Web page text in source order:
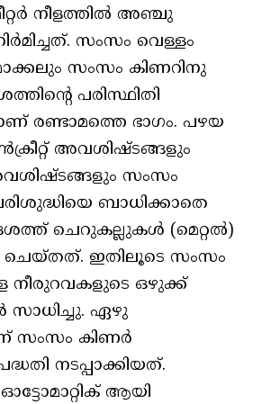
നീളത്തില്‍ അഞ്ചു
സംസം വെള്ളം
സംസം കിണറിനു
പരിസ്ഥിതി
രണ്ടാമത്തെ ഭാഗം. പഴയ
അവശിഷ്ടങ്ങളും
സംസം
ബാധിക്കാതെ
ചെറുകല്ലുകള്‍ (മെറ്റല്‍)
ഇതിലൂടെ സംസം
നീരുറവകളുടെ ഒഴുക്ക്
സാധിച്ചു. ഏഴു
സംസം കിണര്‍
നടപ്പാക്കിയത്.
ആയി